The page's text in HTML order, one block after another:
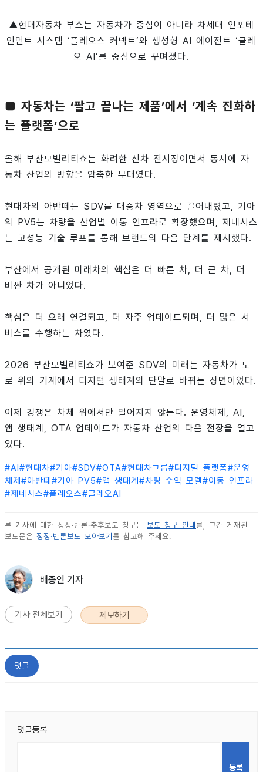
▲현대자동차 부스는 자동차가 중심이 아니라 차세대 인포테
인먼트 시스템 ‘플레오스 커넥트’와 생성형 AI 에이전트 ‘글레
오 AI’를 중심으로 꾸며졌다.
■ 자동차는 ‘팔고 끝나는 제품’에서 ‘계속 진화하
는 플랫폼’으로
올해 부산모빌리티쇼는 화려한 신차 전시장이면서 동시에 자
동차 산업의 방향을 압축한 무대였다.
현대차의 아반떼는 SDV를 대중차 영역으로 끌어내렸고, 기아
의 PV5는 차량을 산업별 이동 인프라로 확장했으며, 제네시스
는 고성능 기술 루프를 통해 브랜드의 다음 단계를 제시했다.
부산에서 공개된 미래차의 핵심은 더 빠른 차, 더 큰 차, 더
비싼 차가 아니었다.
핵심은 더 오래 연결되고, 더 자주 업데이트되며, 더 많은 서
비스를 수행하는 차였다.
2026 부산모빌리티쇼가 보여준 SDV의 미래는 자동차가 도
로 위의 기계에서 디지털 생태계의 단말로 바뀌는 장면이었다.
이제 경쟁은 차체 위에서만 벌어지지 않는다. 운영체제, AI,
앱 생태계, OTA 업데이트가 자동차 산업의 다음 전장을 열고
있다.
#AI#현대차#기아#SDV#OTA#현대차그룹#디지털 플랫폼#운영
체제 #아반떼 #기아 PV5#앱 생태계 #차량 수익 모델#이동 인프라
#제네시스#플레오스#글레오AI
본 기사에 대한 정정·반론·추후보도 청구는 보도 청구 안내 를, 그간 게재된
보도문은 정정·반론보도 모아보기 를 참고해 주세요.
배종인 기자
기사 전체보기 제보하기
댓글
댓글등록